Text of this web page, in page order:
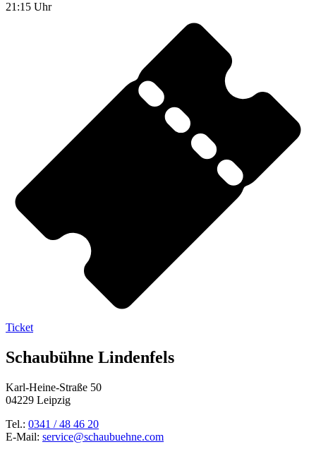
21:15 Uhr
Ticket
Schaubühne Lindenfels
Karl-Heine-Straße 50
04229 Leipzig
Tel.: 0341 / 48 46 20
E-Mail: service@schaubuehne.com